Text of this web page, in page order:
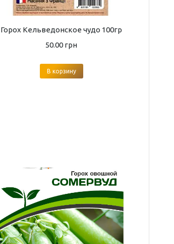
Горох Кельведонское чудо 100гр
50.00 грн
В корзину